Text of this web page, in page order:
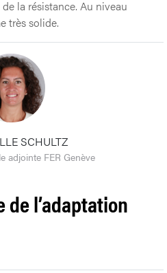
la résistance. Au niveau
très solide.
SCHULTZ
adjointe FER Genève
de l’adaptation